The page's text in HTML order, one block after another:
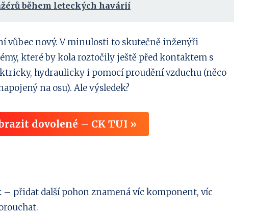
během leteckých havárií
vůbec nový. V minulosti to skutečně inženýři
které by kola roztočily ještě před kontaktem s
hydraulicky i pomocí proudění vzduchu (něco
na osu). Ale výsledek?
dovolené – CK TUI »
– přidat další pohon znamená víc komponent, víc